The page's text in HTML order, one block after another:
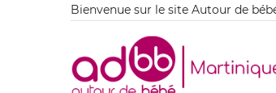
Bienvenue sur le site Autour de